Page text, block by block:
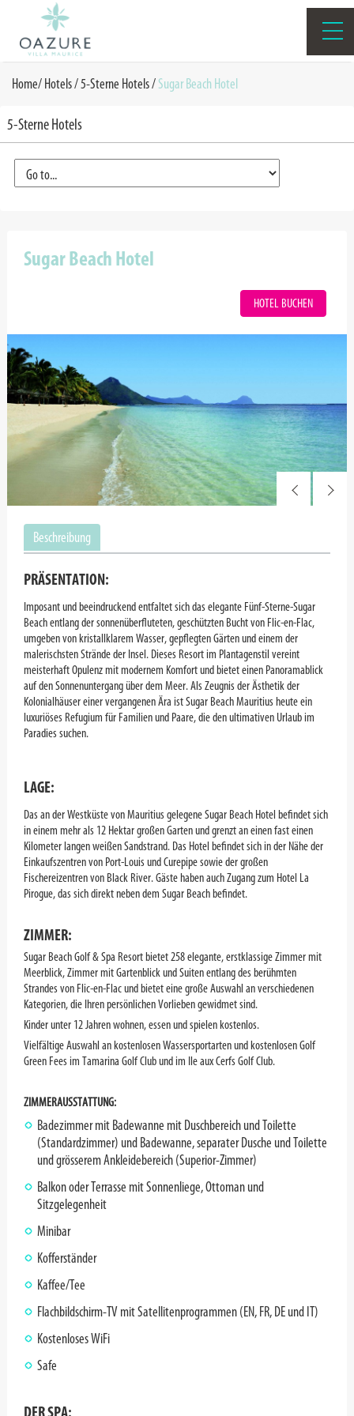
Home/Hotels /5-Sterne Hotels/Sugar Beach Hotel
5-Sterne Hotels
Sugar Beach Hotel
HOTEL BUCHEN
Beschreibung
PRÄSENTATION:
Imposant und beeindruckend entfaltet sich das elegante Fünf-Sterne-Sugar
Beach entlang der sonnenüberfluteten, geschützten Bucht von Flic-en-Flac,
umgeben von kristallklarem Wasser, gepflegten Gärten und einem der
malerischsten Strände der Insel. Dieses Resort im Plantagenstil vereint
meisterhaft Opulenz mit modernem Komfort und bietet einen Panoramablick
auf den Sonnenuntergang über dem Meer. Als Zeugnis der Ästhetik der
Kolonialhäuser einer vergangenen Ära ist Sugar Beach Mauritius heute ein
luxuriöses Refugium für Familien und Paare, die den ultimativen Urlaub im
Paradies suchen.
LAGE:
Das an der Westküste von Mauritius gelegene Sugar Beach Hotel befindet sich
in einem mehr als 12 Hektar großen Garten und grenzt an einen fast einen
Kilometer langen weißen Sandstrand. Das Hotel befindet sich in der Nähe der
Einkaufszentren von Port-Louis und Curepipe sowie der großen
Fischereizentren von Black River. Gäste haben auch Zugang zum Hotel La
Pirogue, das sich direkt neben dem Sugar Beach befindet.
ZIMMER:
Sugar Beach Golf & Spa Resort bietet 258 elegante, erstklassige Zimmer mit
Meerblick, Zimmer mit Gartenblick und Suiten entlang des berühmten
Strandes von Flic-en-Flac und bietet eine große Auswahl an verschiedenen
Kategorien, die Ihren persönlichen Vorlieben gewidmet sind.
Kinder unter 12 Jahren wohnen, essen und spielen kostenlos.
Vielfältige Auswahl an kostenlosen Wassersportarten und kostenlosen Golf
Green Fees im Tamarina Golf Club und im Ile aux Cerfs Golf Club.
ZIMMERAUSSTATTUNG:
Badezimmer mit Badewanne mit Duschbereich und Toilette
(Standardzimmer) und Badewanne, separater Dusche und Toilette
und grösserem Ankleidebereich (Superior-Zimmer)
Balkon oder Terrasse mit Sonnenliege, Ottoman und
Sitzgelegenheit
Minibar
Kofferständer
Kaffee/Tee
Flachbildschirm-TV mit Satellitenprogrammen (EN, FR, DE und IT)
Kostenloses WiFi
Safe